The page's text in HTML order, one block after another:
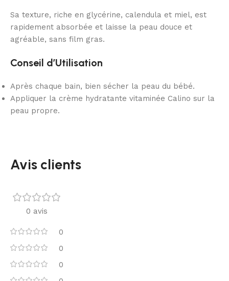
Sa texture, riche en glycérine, calendula et miel, est
rapidement absorbée et laisse la peau douce et
agréable, sans film gras.
Conseil d’Utilisation
Après chaque bain, bien sécher la peau du bébé.
Appliquer la crème hydratante vitaminée Calino sur la
peau propre.
Avis clients
0 avis
0
0
0